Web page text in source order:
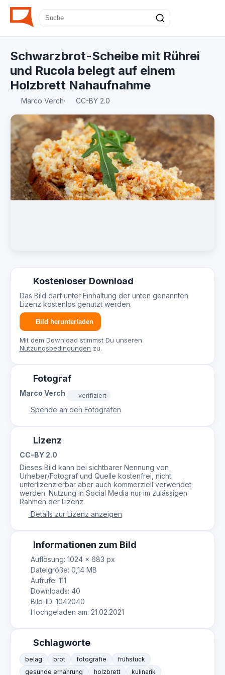
Schwarzbrot-Scheibe mit Rührei
und Rucola belegt auf einem
Holzbrett Nahaufnahme
Marco Verch· CC-BY 2.0
Kostenloser Download
Das Bild darf unter Einhaltung der unten genannten
Lizenz kostenlos genutzt werden.
Bild herunterladen
Mit dem Download stimmst Du unseren
Nutzungsbedingungen zu.
Fotograf
Marco Verch verifiziert
Spende an den Fotografen
Lizenz
CC-BY 2.0
Dieses Bild kann bei sichtbarer Nennung von
Urheber/Fotograf und Quelle kostenfrei, nicht
unterlizenzierbar aber auch kommerziell verwendet
werden. Nutzung in Social Media nur im zulässigen
Rahmen der Lizenz.
Details zur Lizenz anzeigen
Informationen zum Bild
Auflösung: 1024 × 683 px
Dateigröße: 0,14 MB
Aufrufe: 111
Downloads: 40
Bild-ID: 1042040
Hochgeladen am: 21.02.2021
Schlagworte
belag brot fotografie
frühstück
gesunde ernährung
holzbrett kulinarik